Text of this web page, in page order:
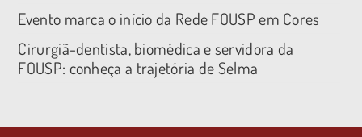
Evento marca o início da Rede FOUSP em Cores
Cirurgiã-dentista, biomédica e servidora da
FOUSP: conheça a trajetória de Selma